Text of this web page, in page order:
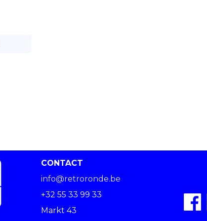
CONTACT
info@retroronde.be
+32 55 33 99 33
Markt 43